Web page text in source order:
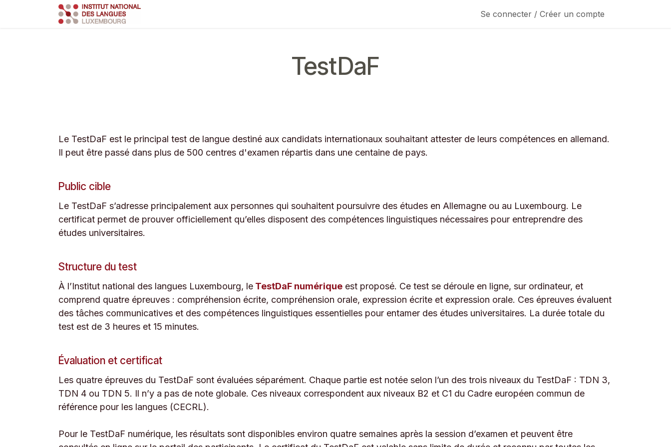
Se rendre au contenu
Se connecter / Créer un compte
TestDaF
Le TestDaF est le principal test de langue destiné aux candidats internationaux souhaitant attester de leurs compétences en allemand.
Il peut être passé dans plus de 500 centres d'examen répartis dans une centaine de pays.
Public cible
Le TestDaF s’adresse principalement aux personnes qui souhaitent poursuivre des études en Allemagne ou au Luxembourg. Le
certificat permet de prouver officiellement qu’elles disposent des compétences linguistiques nécessaires pour entreprendre des
études universitaires.
Structure du test
À l’Institut national des langues Luxembourg, le TestDaF numérique est proposé. Ce test se déroule en ligne, sur ordinateur, et
comprend quatre épreuves : compréhension écrite, compréhension orale, expression écrite et expression orale. Ces épreuves évaluent
des tâches communicatives et des compétences linguistiques essentielles pour entamer des études universitaires. La durée totale du
test est de 3 heures et 15 minutes.
Évaluation et certificat
Les quatre épreuves du TestDaF sont évaluées séparément. Chaque partie est notée selon l’un des trois niveaux du TestDaF : TDN 3,
TDN 4 ou TDN 5. Il n’y a pas de note globale. Ces niveaux correspondent aux niveaux B2 et C1 du Cadre européen commun de
référence pour les langues (CECRL).
Pour le TestDaF numérique, les résultats sont disponibles environ quatre semaines après la session d’examen et peuvent être